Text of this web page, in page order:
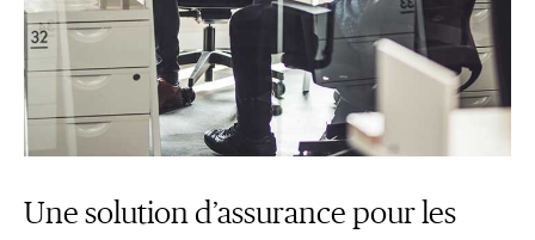
Une solution d’assurance pour les